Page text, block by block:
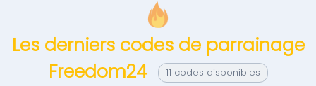
Les derniers codes de parrainage
Freedom24
11 codes disponibles